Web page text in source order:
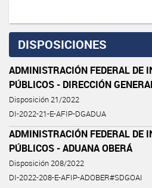
DISPOSICIONES
ADMINISTRACIÓN FEDERAL DE
PÚBLICOS - DIRECCIÓN
Disposición 21/2022
DI-2022-21-E-AFIP-DGADUA
ADMINISTRACIÓN FEDERAL DE
PÚBLICOS - ADUANA OBERÁ
Disposición 208/2022
DI-2022-208-E-AFIP-ADOBER#SDGOAI